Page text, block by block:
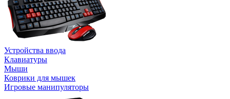
Устройства ввода
Клавиатуры
Мыши
Коврики для мышек
Игровые манипуляторы